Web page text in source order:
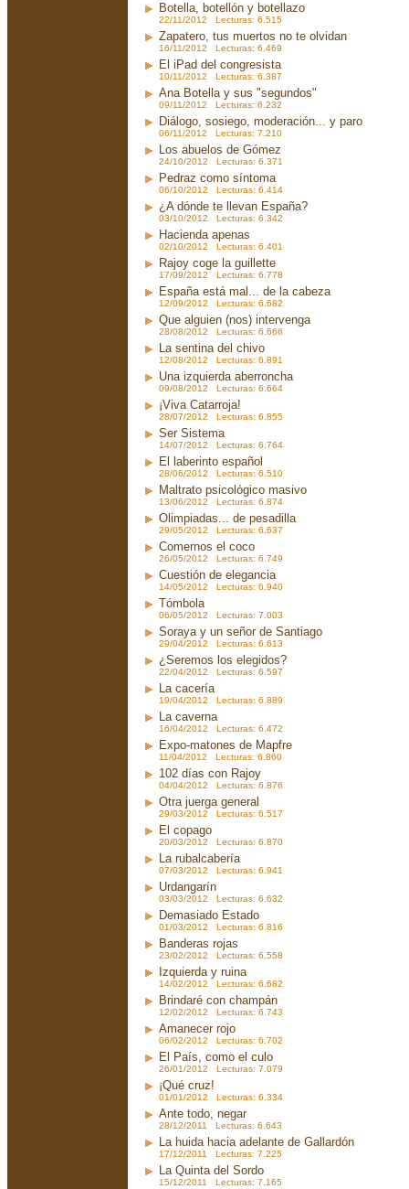
Botella, botellón y botellazo
22/11/2012 Lecturas: 6.515
Zapatero, tus muertos no te olvidan
16/11/2012 Lecturas: 6.469
El iPad del congresista
10/11/2012 Lecturas: 6.387
Ana Botella y sus "segundos"
09/11/2012 Lecturas: 6.232
Diálogo, sosiego, moderación... y paro
06/11/2012 Lecturas: 7.210
Los abuelos de Gómez
24/10/2012 Lecturas: 6.371
Pedraz como síntoma
06/10/2012 Lecturas: 6.414
¿A dónde te llevan España?
03/10/2012 Lecturas: 6.342
Hacienda apenas
02/10/2012 Lecturas: 6.401
Rajoy coge la guillette
17/09/2012 Lecturas: 6.778
España está mal... de la cabeza
12/09/2012 Lecturas: 6.682
Que alguien (nos) intervenga
28/08/2012 Lecturas: 6.666
La sentina del chivo
12/08/2012 Lecturas: 6.891
Una izquierda aberroncha
09/08/2012 Lecturas: 6.664
¡Viva Catarroja!
28/07/2012 Lecturas: 6.855
Ser Sistema
14/07/2012 Lecturas: 6.764
El laberinto español
28/06/2012 Lecturas: 6.510
Maltrato psicológico masivo
13/06/2012 Lecturas: 6.874
Olimpiadas... de pesadilla
29/05/2012 Lecturas: 6.637
Comernos el coco
26/05/2012 Lecturas: 6.749
Cuestión de elegancia
14/05/2012 Lecturas: 6.940
Tómbola
06/05/2012 Lecturas: 7.003
Soraya y un señor de Santiago
29/04/2012 Lecturas: 6.613
¿Seremos los elegidos?
22/04/2012 Lecturas: 6.597
La cacería
19/04/2012 Lecturas: 6.889
La caverna
16/04/2012 Lecturas: 6.472
Expo-matones de Mapfre
11/04/2012 Lecturas: 6.860
102 días con Rajoy
04/04/2012 Lecturas: 6.876
Otra juerga general
29/03/2012 Lecturas: 6.517
El copago
20/03/2012 Lecturas: 6.870
La rubalcabería
07/03/2012 Lecturas: 6.941
Urdangarín
03/03/2012 Lecturas: 6.632
Demasiado Estado
01/03/2012 Lecturas: 6.816
Banderas rojas
23/02/2012 Lecturas: 6.558
Izquierda y ruina
14/02/2012 Lecturas: 6.682
Brindaré con champán
12/02/2012 Lecturas: 6.743
Amanecer rojo
06/02/2012 Lecturas: 6.702
El País, como el culo
26/01/2012 Lecturas: 7.079
¡Qué cruz!
01/01/2012 Lecturas: 6.334
Ante todo, negar
28/12/2011 Lecturas: 6.643
La huida hacia adelante de Gallardón
17/12/2011 Lecturas: 7.225
La Quinta del Sordo
15/12/2011 Lecturas: 7.165